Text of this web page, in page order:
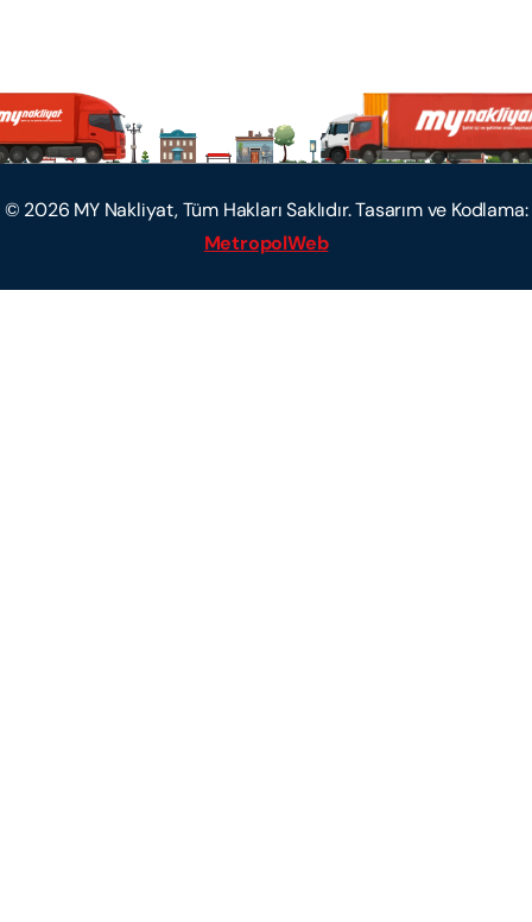
© 2026 MY Nakliyat, Tüm Hakları Saklıdır. Tasarım ve Kodlama:
MetropolWeb